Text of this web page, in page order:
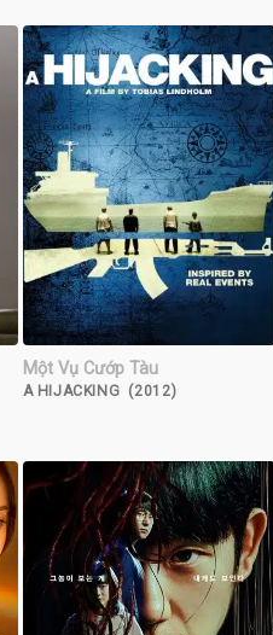
Một Vụ Cướp Tàu
A HIJACKING (2012)